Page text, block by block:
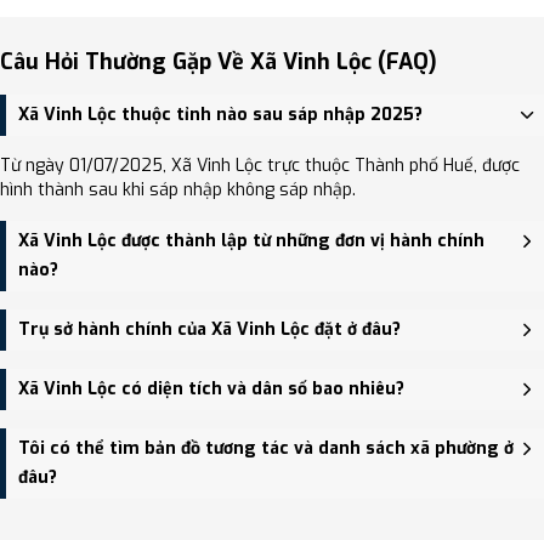
Câu Hỏi Thường Gặp Về Xã Vinh Lộc (FAQ)
Xã Vinh Lộc thuộc tỉnh nào sau sáp nhập 2025?
Từ ngày 01/07/2025, Xã Vinh Lộc trực thuộc Thành phố Huế, được
hình thành sau khi sáp nhập không sáp nhập.
Xã Vinh Lộc được thành lập từ những đơn vị hành chính
nào?
Xã Vinh Lộc được thành lập trên cơ sở sáp nhập Xã Vinh Hưng, Xã
Vinh Mỹ, Xã Giang Hải, Xã Vinh Hiền.
Trụ sở hành chính của Xã Vinh Lộc đặt ở đâu?
Trụ sở hành chính mới của Xã Vinh Lộc đặt tại Thôn Giang Chế, xã
Vinh Lộc - trung tâm khu vực thuận tiện giao thông.
Xã Vinh Lộc có diện tích và dân số bao nhiêu?
Xã Vinh Lộc có Diện tích: 66.53 km², Dân số: 36,350 người, Mật độ
dân số: Khoảng 546.37 người/km²
Tôi có thể tìm bản đồ tương tác và danh sách xã phường ở
đâu?